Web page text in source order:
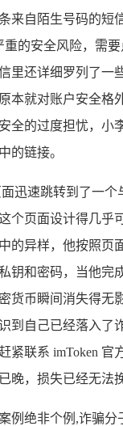
来自陌生号码的短
重的安全风险，需
里还详细罗列了一
本就对账户安全格
全的过度担忧，小
的链接。
迅速跳转到了一个
个页面设计得几乎
的异样，他按照页
钥和密码，当他完
货币瞬间消失得无
到自己已经落入了
紧联系 imToken 官
晚，损失已经无法
例绝非个例,诈骗分